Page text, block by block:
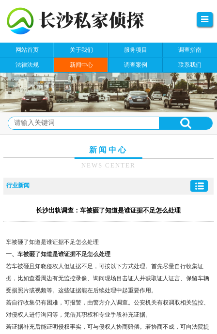
网站首页 关于我们 服务项目 调查指南
法律法规 新闻中心 调查案例 联系我们
新闻中心
NEWS CENTER
行业新闻
长沙出轨调查：车被砸了知道是谁证据不足怎么处理
车被砸了知道是谁证据不足怎么处理
一、车被砸了知道是谁证据不足怎么处理
若车被砸且知晓侵权人但证据不足，可按以下方式处理。首先尽量自行收集证
据，比如查看周边有无监控录像、询问现场目击证人并获取证人证言、保留车辆
受损照片或视频等。这些证据能在后续处理中起重要作用。
若自行收集仍有困难，可报警，由警方介入调查。公安机关有权调取相关监控、
对侵权人进行询问等，凭借其职权和专业手段补充证据。
若证据补充后能证明侵权事实，可与侵权人协商赔偿。若协商不成，可向法院提